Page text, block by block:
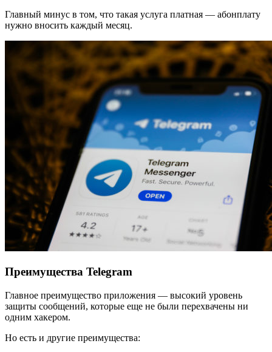
Главный минус в том, что такая услуга платная — абонплату
нужно вносить каждый месяц.
Преимущества Telegram
Главное преимущество приложения — высокий уровень
защиты сообщений, которые еще не были перехвачены ни
одним хакером.
Но есть и другие преимущества: